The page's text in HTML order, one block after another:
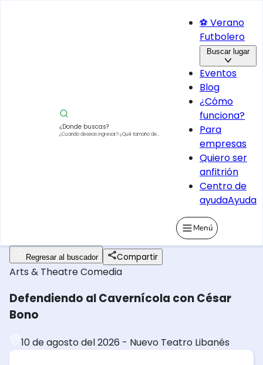
¿Donde buscas?
¿Cuando deseas ingresar?¿Qué tamaño de
⚽ Verano
Futbolero
Buscar lugar
Eventos
Blog
¿Cómo
funciona?
Para
empresas
Quiero ser
anfitrión
Centro de
ayudaAyuda
Menú
Regresar al buscador Compartir
Arts & TheatreComedia
Defendiendo al Cavernícola con César
Bono
10 de agosto del 2026 - Nuevo Teatro Libanés